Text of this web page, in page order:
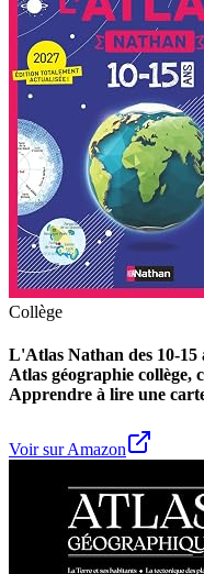
Collège
L'Atlas Nathan des 10-15
Atlas géographie collège,
Apprendre à lire une
Voir sur Amazon